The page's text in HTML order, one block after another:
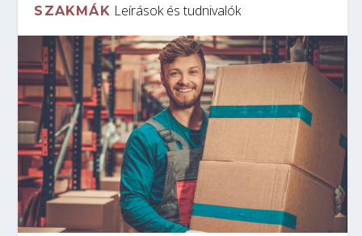
SZAKMÁK Leírások és tudnivalók